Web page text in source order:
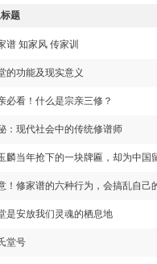
题
谱 知家风 传家训
的功能及现实意义
必看！什么是宗亲三修？
：现代社会中的传统修谱师
麟当年抢下的一块牌匾，却为中国
！修家谱的六种行为，会搞乱自己
是安放我们灵魂的栖息地
堂号